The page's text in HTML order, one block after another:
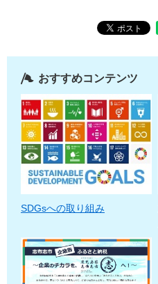
おすすめコンテンツ
SDGsへの取り組み